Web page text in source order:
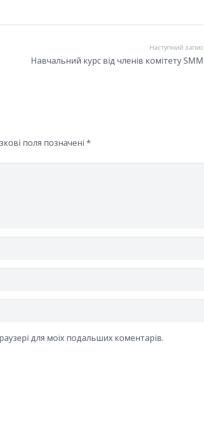
Наступний запис
Навчальний курс від членів комітету SMM
поля позначені *
для моїх подальших коментарів.